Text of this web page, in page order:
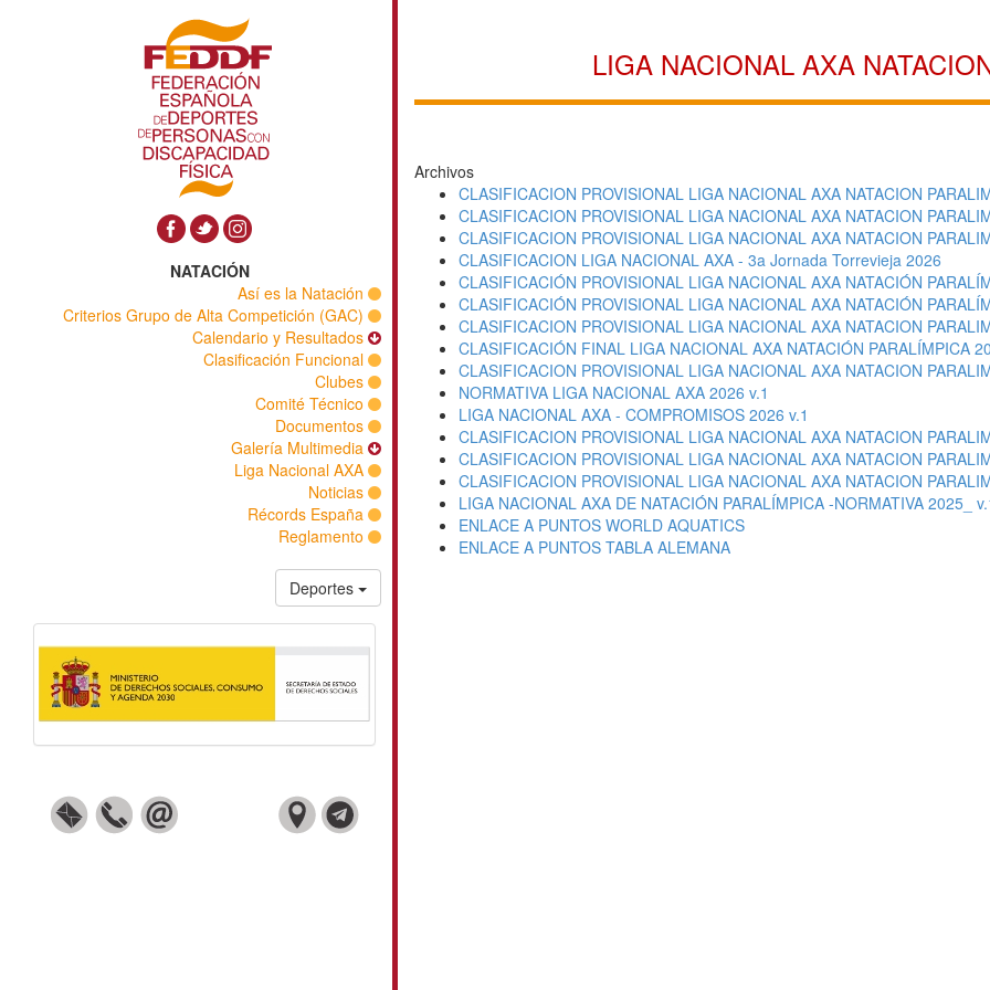
NATACIÓN
Así es la Natación
Criterios Grupo de Alta Competición (GAC)
Calendario y Resultados
Clasificación Funcional
Clubes
Comité Técnico
Documentos
Galería Multimedia
Liga Nacional AXA
Noticias
Récords España
Reglamento
Deportes
LIGA NACIONAL AXA
Archivos
CLASIFICACION PROVISIONAL LIGA NACIONAL AXA NATACION
CLASIFICACION PROVISIONAL LIGA NACIONAL AXA NATACION
CLASIFICACION PROVISIONAL LIGA NACIONAL AXA NATACION
CLASIFICACION LIGA NACIONAL AXA - 3a Jornada Torrevieja 2026
CLASIFICACIÓN PROVISIONAL LIGA NACIONAL AXA NATACIÓN
CLASIFICACIÓN PROVISIONAL LIGA NACIONAL AXA NATACIÓN
CLASIFICACION PROVISIONAL LIGA NACIONAL AXA NATACION
CLASIFICACIÓN FINAL LIGA NACIONAL AXA NATACIÓN PARALÍMPICA
CLASIFICACION PROVISIONAL LIGA NACIONAL AXA NATACION
NORMATIVA LIGA NACIONAL AXA 2026 v.1
LIGA NACIONAL AXA - COMPROMISOS 2026 v.1
CLASIFICACION PROVISIONAL LIGA NACIONAL AXA NATACION
CLASIFICACION PROVISIONAL LIGA NACIONAL AXA NATACION
CLASIFICACION PROVISIONAL LIGA NACIONAL AXA NATACION
LIGA NACIONAL AXA DE NATACIÓN PARALÍMPICA -NORMATIVA 2025_
ENLACE A PUNTOS WORLD AQUATICS
ENLACE A PUNTOS TABLA ALEMANA